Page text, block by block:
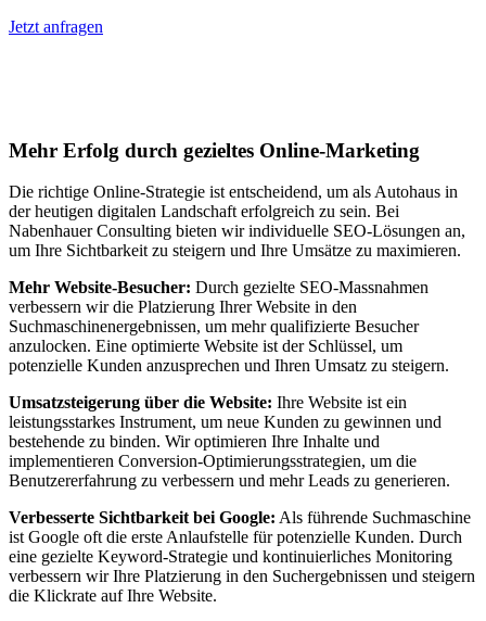
Jetzt anfragen
Mehr Erfolg durch gezieltes Online-Marketing
Die richtige Online-Strategie ist entscheidend, um als Autohaus in
der heutigen digitalen Landschaft erfolgreich zu sein. Bei
Nabenhauer Consulting bieten wir individuelle SEO-Lösungen an,
um Ihre Sichtbarkeit zu steigern und Ihre Umsätze zu maximieren.
Mehr Website-Besucher: Durch gezielte SEO-Massnahmen
verbessern wir die Platzierung Ihrer Website in den
Suchmaschinenergebnissen, um mehr qualifizierte Besucher
anzulocken. Eine optimierte Website ist der Schlüssel, um
potenzielle Kunden anzusprechen und Ihren Umsatz zu steigern.
Umsatzsteigerung über die Website: Ihre Website ist ein
leistungsstarkes Instrument, um neue Kunden zu gewinnen und
bestehende zu binden. Wir optimieren Ihre Inhalte und
implementieren Conversion-Optimierungsstrategien, um die
Benutzererfahrung zu verbessern und mehr Leads zu generieren.
Verbesserte Sichtbarkeit bei Google: Als führende Suchmaschine
ist Google oft die erste Anlaufstelle für potenzielle Kunden. Durch
eine gezielte Keyword-Strategie und kontinuierliches Monitoring
verbessern wir Ihre Platzierung in den Suchergebnissen und steigern
die Klickrate auf Ihre Website.